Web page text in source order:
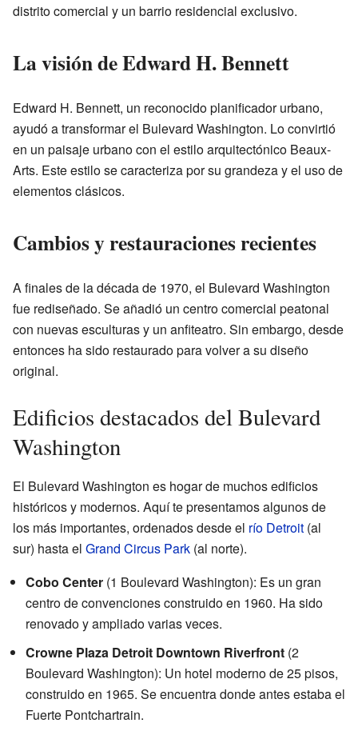
distrito comercial y un barrio residencial exclusivo.
La visión de Edward H. Bennett
Edward H. Bennett, un reconocido planificador urbano,
ayudó a transformar el Bulevard Washington. Lo convirtió
en un paisaje urbano con el estilo arquitectónico Beaux-
Arts. Este estilo se caracteriza por su grandeza y el uso de
elementos clásicos.
Cambios y restauraciones recientes
A finales de la década de 1970, el Bulevard Washington
fue rediseñado. Se añadió un centro comercial peatonal
con nuevas esculturas y un anfiteatro. Sin embargo, desde
entonces ha sido restaurado para volver a su diseño
original.
Edificios destacados del Bulevard
Washington
El Bulevard Washington es hogar de muchos edificios
históricos y modernos. Aquí te presentamos algunos de
los más importantes, ordenados desde el río Detroit (al
sur) hasta el Grand Circus Park (al norte).
Cobo Center (1 Boulevard Washington): Es un gran
centro de convenciones construido en 1960. Ha sido
renovado y ampliado varias veces.
Crowne Plaza Detroit Downtown Riverfront (2
Boulevard Washington): Un hotel moderno de 25 pisos,
construido en 1965. Se encuentra donde antes estaba el
Fuerte Pontchartrain.